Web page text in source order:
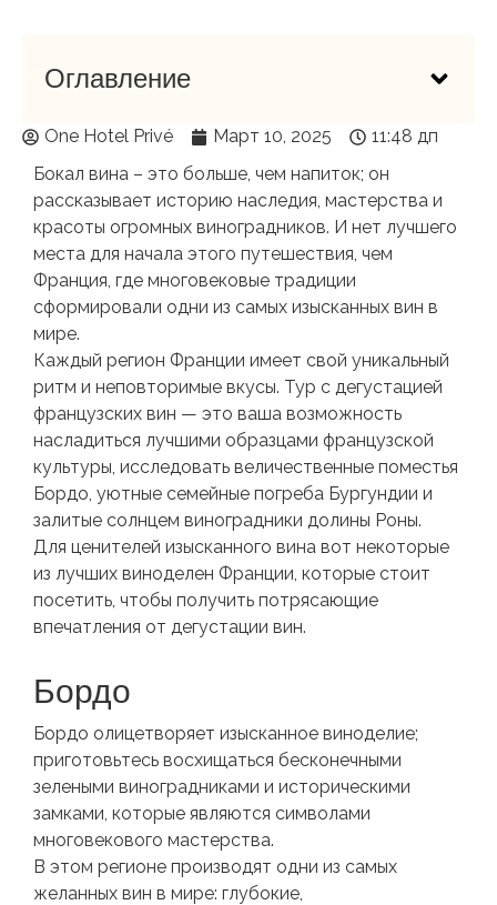
Оглавление
One Hotel Privé Март 10, 2025
11:48 дп
Бокал вина – это больше, чем напиток; он
рассказывает историю наследия, мастерства и
красоты огромных виноградников. И нет лучшего
места для начала этого путешествия, чем
Франция, где многовековые традиции
сформировали одни из самых изысканных вин в
мире.
Каждый регион Франции имеет свой уникальный
ритм и неповторимые вкусы. Тур с дегустацией
французских вин — это ваша возможность
насладиться лучшими образцами французской
культуры, исследовать величественные поместья
Бордо, уютные семейные погреба Бургундии и
залитые солнцем виноградники долины Роны.
Для ценителей изысканного вина вот некоторые
из лучших виноделен Франции, которые стоит
посетить, чтобы получить потрясающие
впечатления от дегустации вин.
Бордо
Бордо олицетворяет изысканное виноделие;
приготовьтесь восхищаться бесконечными
зелеными виноградниками и историческими
замками, которые являются символами
многовекового мастерства.
В этом регионе производят одни из самых
желанных вин в мире: глубокие,